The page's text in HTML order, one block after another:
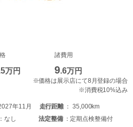
万円
諸費用
9.6万円
※価格は展示店にて8月登録の場合
※消費税10%込み
年11月 走行距離
35,000km
なし 法定整備
定期点検整備付